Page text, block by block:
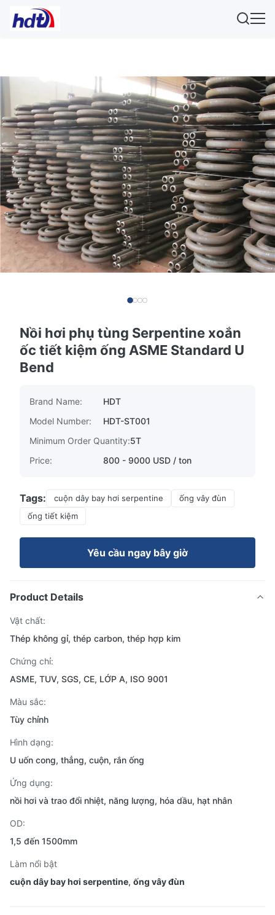
Nồi hơi phụ tùng Serpentine xoắn
ốc tiết kiệm ống ASME Standard U
Bend
Brand Name:
HDT
Model Number:
HDT-ST001
Minimum Order Quantity:5T
Price:
800 - 9000 USD / ton
Tags: cuộn dây bay hơi serpentine
ống vây đùn
ống tiết kiệm
Yêu cầu ngay bây giờ
Product Details
Vật chất:
Thép không gỉ, thép carbon, thép hợp kim
Chứng chỉ:
ASME, TUV, SGS, CE, LỚP A, ISO 9001
Màu sắc:
Tùy chỉnh
Hình dạng:
U uốn cong, thẳng, cuộn, rắn ống
Ứng dụng:
nồi hơi và trao đổi nhiệt, năng lượng, hóa dầu, hạt nhân
OD:
1,5 đến 1500mm
Làm nổi bật
cuộn dây bay hơi serpentine, ống vây đùn